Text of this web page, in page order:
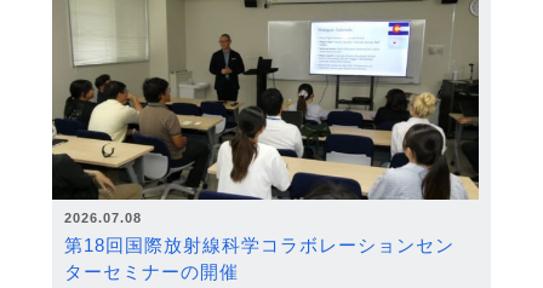
2026.07.08
第18回国際放射線科学コラボレーションセン
ターセミナーの開催